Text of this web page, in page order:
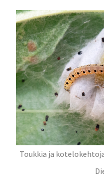
Toukkia ja